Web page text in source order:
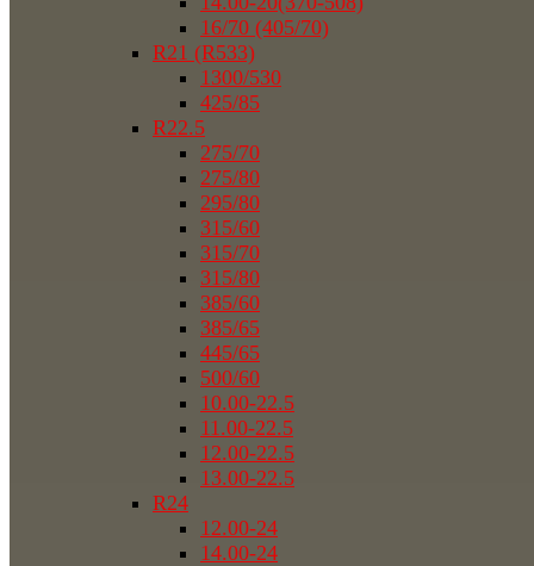
16/70 (405/70)
R21 (R533)
1300/530
425/85
R22.5
275/70
275/80
295/80
315/60
315/70
315/80
385/60
385/65
445/65
500/60
10.00-22.5
11.00-22.5
12.00-22.5
13.00-22.5
R24
12.00-24
14.00-24